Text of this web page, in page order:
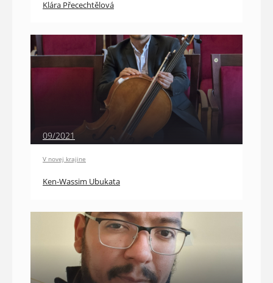
Klára Přecechtělová
09/2021
V novej krajine
Ken-Wassim Ubukata